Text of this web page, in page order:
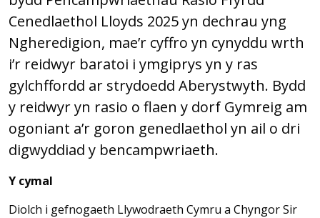
Cenedlaethol Lloyds 2025 yn dechrau yng
Ngheredigion, mae’r cyffro yn cynyddu wrth
i’r reidwyr baratoi i ymgiprys yn y ras
gylchffordd ar strydoedd Aberystwyth. Bydd
y reidwyr yn rasio o flaen y dorf Gymreig am
ogoniant a’r goron genedlaethol yn ail o dri
digwyddiad y bencampwriaeth.
Y cymal
Diolch i gefnogaeth Llywodraeth Cymru a Chyngor Sir